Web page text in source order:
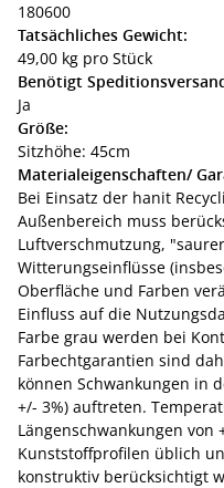
180600
Tatsächliches Gewicht:
49,00 kg pro Stück
Benötigt
Ja
Größe:
Sitzhöhe: 45cm
Materialeigenschaften/
Bei Einsatz der hanit
Außenbereich muss
Luftverschmutzung,
Witterungseinflüsse
Oberfläche und Farben
Einfluss auf die
Farbe grau werden bei
Farbechtgarantien sind
können Schwankungen in
+/- 3%) auftreten.
Längenschwankungen von
Kunststoffprofilen üblich
konstruktiv berücksichtigt